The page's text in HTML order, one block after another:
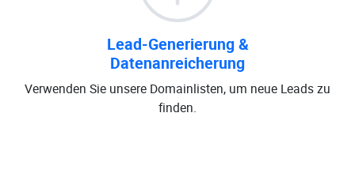
Lead-Generierung &
Datenanreicherung
Verwenden Sie unsere Domainlisten, um neue Leads zu
finden.